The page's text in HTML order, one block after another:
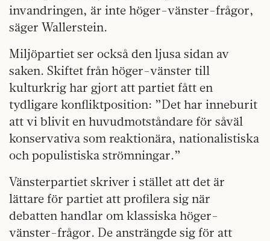
invandringen, är inte höger-vänster-frågor,
säger Wallerstein.
Miljöpartiet ser också den ljusa sidan av
saken. Skiftet från höger-vänster till
kulturkrig har gjort att partiet fått en
tydligare konfliktposition: ”Det har inneburit
att vi blivit en huvudmotståndare för såväl
konservativa som reaktionära, nationalistiska
och populistiska strömningar.”
Vänsterpartiet skriver i stället att det är
lättare för partiet att profilera sig när
debatten handlar om klassiska höger-
vänster-frågor. De ansträngde sig för att